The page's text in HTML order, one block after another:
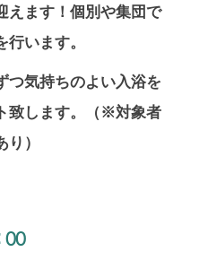
えます！個別や集団で
行います。
つ気持ちのよい入浴を
致します。（※対象者
り）
00